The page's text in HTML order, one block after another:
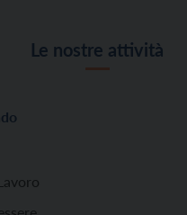
Le nostre attività